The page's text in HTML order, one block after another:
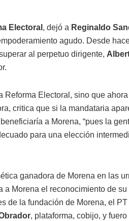
Electoral , dejó a Reginaldo
agudo. Desde
al perpetuo dirigente,
Reforma Electoral, sino que
critica que si la mandataria
a Morena, “pues la
para una elección
ganadora de Morena en las
Morena el reconocimiento de
de la fundación de Morena, el PT
, plataforma, cobijo, y fuero